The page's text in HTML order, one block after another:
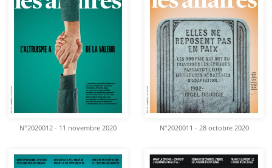
N°2020012 - 11 novembre 2020 N°2020011 - 28 octobre 2020